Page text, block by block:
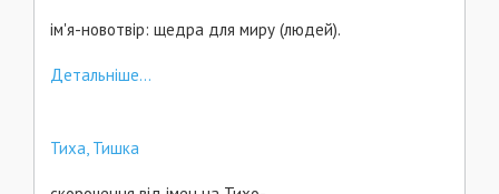
ім'я-новотвір: щедра для миру (людей).
Детальніше...
Тиха, Тишка